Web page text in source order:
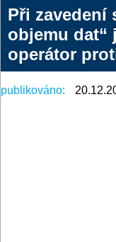
Při zavedení
objemu dat“
operátor
publikováno: